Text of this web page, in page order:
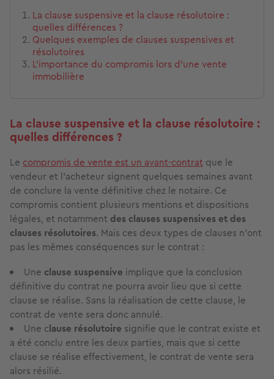
La clause suspensive et la clause résolutoire :
quelles différences ?
Quelques exemples de clauses suspensives et
résolutoires
L’importance du compromis lors d’une vente
immobilière
La clause suspensive et la clause résolutoire :
quelles différences ?
Le compromis de vente est un avant-contrat que le
vendeur et l’acheteur signent quelques semaines avant
de conclure la vente définitive chez le notaire. Ce
compromis contient plusieurs mentions et dispositions
légales, et notamment des clauses suspensives et des
clauses résolutoires. Mais ces deux types de clauses n’ont
pas les mêmes conséquences sur le contrat :
Une clause suspensive implique que la conclusion
définitive du contrat ne pourra avoir lieu que si cette
clause se réalise. Sans la réalisation de cette clause, le
contrat de vente sera donc annulé.
Une clause résolutoire signifie que le contrat existe et
a été conclu entre les deux parties, mais que si cette
clause se réalise effectivement, le contrat de vente sera
alors résilié.